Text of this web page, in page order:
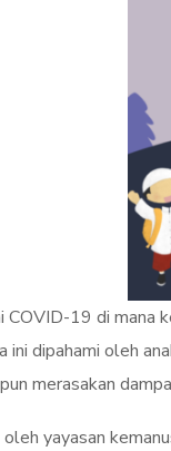
19 di mana
dipahami oleh
merasakan
yayasan